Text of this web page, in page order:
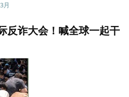
月
反诈大会！喊全球一起干